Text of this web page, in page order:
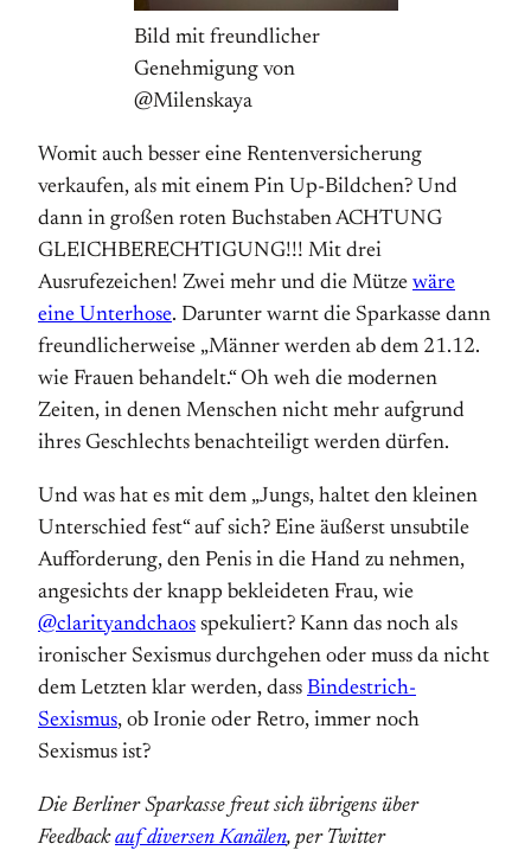
Bild mit freundlicher
Genehmigung von
@Milenskaya
Womit auch besser eine Rentenversicherung
verkaufen, als mit einem Pin Up-Bildchen? Und
dann in großen roten Buchstaben ACHTUNG
GLEICHBERECHTIGUNG!!! Mit drei
Ausrufezeichen! Zwei mehr und die Mütze wäre
eine Unterhose. Darunter warnt die Sparkasse dann
freundlicherweise „Männer werden ab dem 21.12.
wie Frauen behandelt.“ Oh weh die modernen
Zeiten, in denen Menschen nicht mehr aufgrund
ihres Geschlechts benachteiligt werden dürfen.
Und was hat es mit dem „Jungs, haltet den kleinen
Unterschied fest“ auf sich? Eine äußerst unsubtile
Aufforderung, den Penis in die Hand zu nehmen,
angesichts der knapp bekleideten Frau, wie
@clarityandchaos spekuliert? Kann das noch als
ironischer Sexismus durchgehen oder muss da nicht
dem Letzten klar werden, dass Bindestrich-
Sexismus, ob Ironie oder Retro, immer noch
Sexismus ist?
Die Berliner Sparkasse freut sich übrigens über
Feedbackauf diversen Kanälen, per Twitter